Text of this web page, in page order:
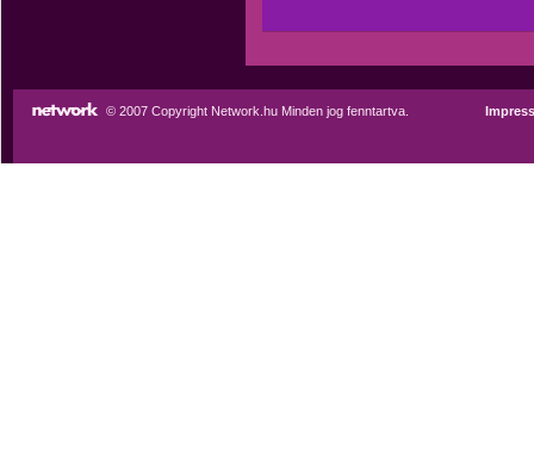
© 2007 Copyright Network.hu Minden jog fenntartva.